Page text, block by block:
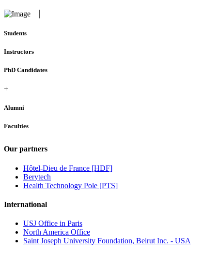
Students
Instructors
PhD Candidates
+
Alumni
Faculties
Our partners
Hôtel-Dieu de France [HDF]
Berytech
Health Technology Pole [PTS]
International
USJ Office in Paris
North America Office
Saint Joseph University Foundation, Beirut Inc. - USA